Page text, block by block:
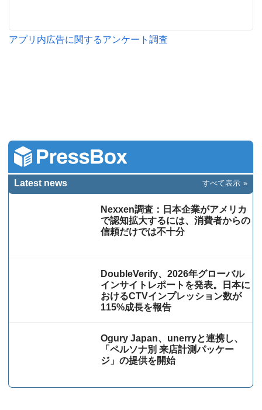
アプリ内広告に関するアンケート調査
Latest news すべて表示
Nexxen調査：日本企業がアメリカ
で認知拡大するには、消費者からの
信頼だけでは不十分
DoubleVerify、2026年グローバル
インサイトレポートを発表。日本に
おけるCTVインプレッション数が
115%成⻑を報告
Ogury Japan、unerryと連携し、
「ペルソナ別 来店計測パッケー
ジ」の提供を開始